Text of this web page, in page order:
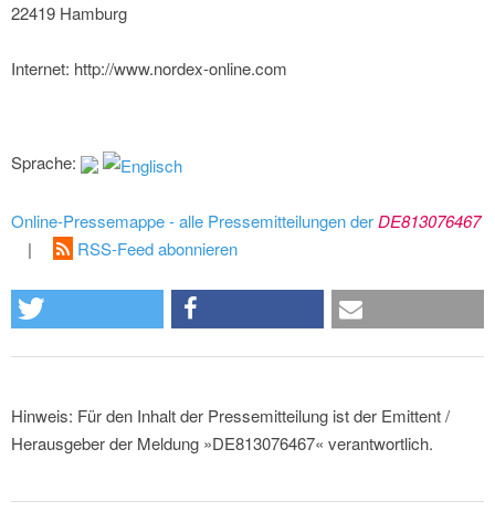
22419 Hamburg
Internet: http://www.nordex-online.com
Sprache:
Online-Pressemappe - alle Pressemitteilungen derDE813076467
|
RSS-Feed abonnieren
Hinweis: Für den Inhalt der Pressemitteilung ist der Emittent /
Herausgeber der Meldung »DE813076467« verantwortlich.